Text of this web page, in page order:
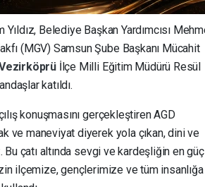
Yıldız, Belediye Başkan Yardımcısı
(MGV) Samsun Şube Başkanı Mücahit
İlçe Milli Eğitim Müdürü Resül
katıldı.
konuşmasını gerçekleştiren AGD
ve maneviyat diyerek yola çıkan, dini ve
çatı altında sevgi ve kardeşliğin en
ilçemize, gençlerimize ve tüm insanlığa